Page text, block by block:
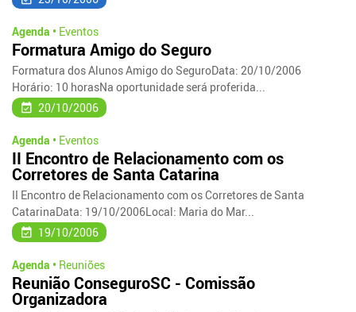
Agenda • Eventos
Formatura Amigo do Seguro
Formatura dos Alunos Amigo do SeguroData: 20/10/2006
Horário: 10 horasNa oportunidade será proferida...
20/10/2006
Agenda • Eventos
II Encontro de Relacionamento com os
Corretores de Santa Catarina
II Encontro de Relacionamento com os Corretores de Santa
CatarinaData: 19/10/2006Local: Maria do Mar...
19/10/2006
Agenda • Reuniões
Reunião ConseguroSC - Comissão
Organizadora